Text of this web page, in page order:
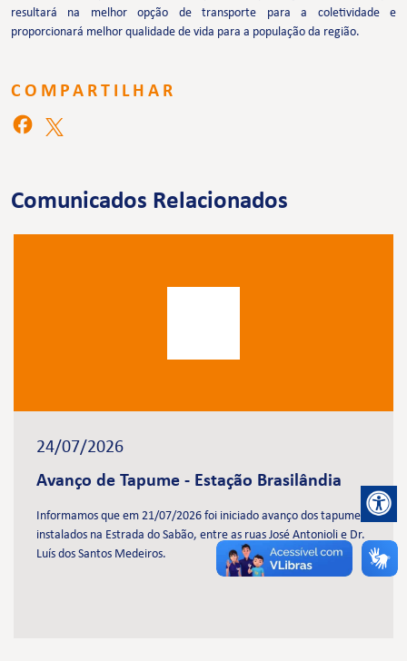
resultará na melhor opção de transporte para a coletividade e
proporcionará melhor qualidade de vida para a população da região.
COMPARTILHAR
Comunicados Relacionados
24/07/2026
Avanço de Tapume - Estação Brasilândia
Informamos que em 21/07/2026 foi iniciado avanço dos tapumes
instalados na Estrada do Sabão, entre as ruas José Antonioli e Dr.
Luís dos Santos Medeiros.